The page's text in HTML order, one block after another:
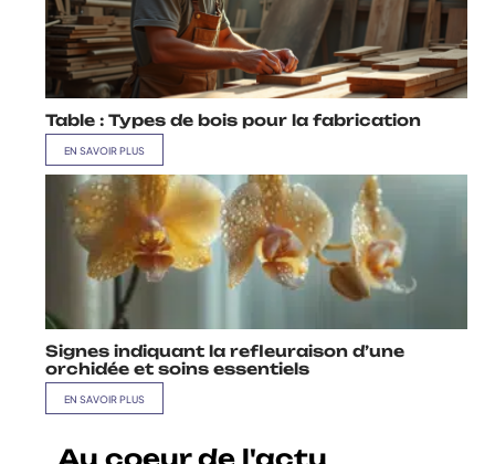
Table : Types de bois pour la fabrication
EN SAVOIR PLUS
Signes indiquant la refleuraison d’une
orchidée et soins essentiels
EN SAVOIR PLUS
Au coeur de l'actu